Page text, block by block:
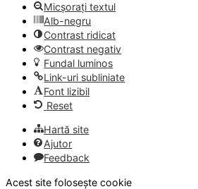
Micșorați textul
Alb-negru
Contrast ridicat
Contrast negativ
Fundal luminos
Link-uri subliniate
Font lizibil
Reset
Hartă site
Ajutor
Feedback
Acest site folosește cookie